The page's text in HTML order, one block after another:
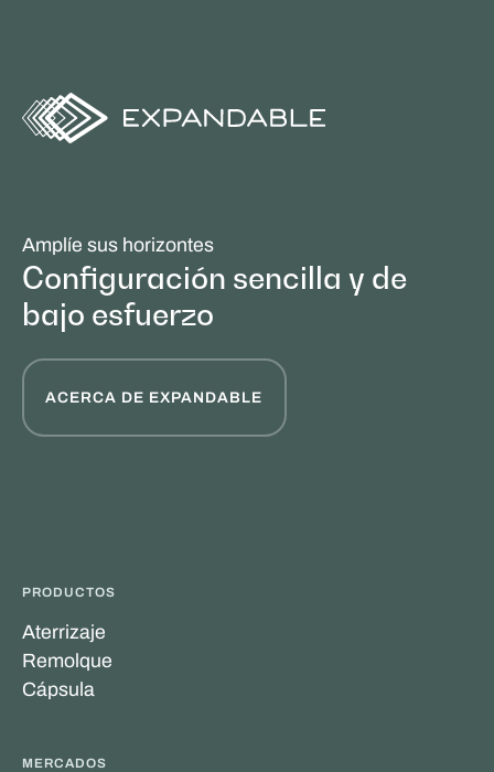
Amplíe sus horizontes
Configuración sencilla y de
bajo esfuerzo
ACERCA DE EXPANDABLE
PRODUCTOS
Aterrizaje
Remolque
Cápsula
MERCADOS